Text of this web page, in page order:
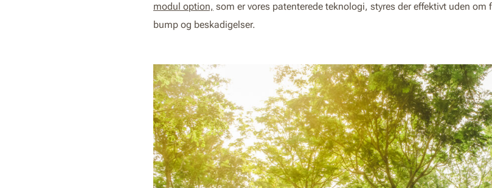
modul option, som er vores patenterede teknologi, styres der effektivt uden
bump og beskadigelser.